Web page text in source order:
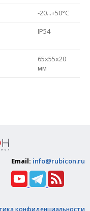
-20...+50°С
IP54
65х55х20
мм
Email: info@rubicon.ru
конфиденциальности